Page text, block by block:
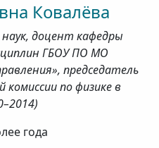
Ковалёва
наук, доцент кафедры
ГБОУ ПО МО
председатель
по физике в
года